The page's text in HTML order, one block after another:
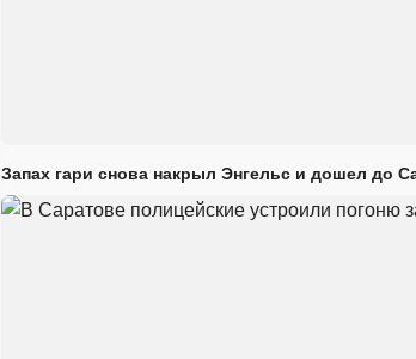
Запах гари снова накрыл Энгельс и дошел до